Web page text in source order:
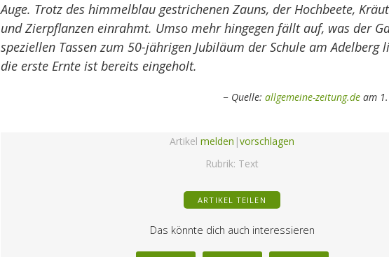
Auge. Trotz des himmelblau gestrichenen Zauns, der Hochbeete,
und Zierpflanzen einrahmt. Umso mehr hingegen fällt auf, was der
speziellen Tassen zum 50-jährigen Jubiläum der Schule am Adelberg
die erste Ernte ist bereits eingeholt.
Quelle: allgemeine-zeitung.de am
Artikel melden |vorschlagen
Rubrik: Text
ARTIKEL TEILEN
Das könnte dich auch interessieren